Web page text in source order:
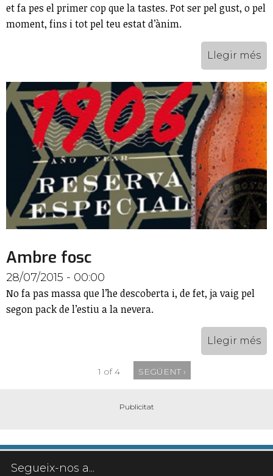
et fa pes el primer cop que la tastes. Pot ser pel gust, o pel
moment, fins i tot pel teu estat d’ànim.
Llegir més
Ambre fosc
28/07/2015 - 00:00
No fa pas massa que l’he descoberta i, de fet, ja vaig pel
segon pack de l’estiu a la nevera.
Llegir més
1 of 4 SEGÜENT ›
Segueix-nos a...